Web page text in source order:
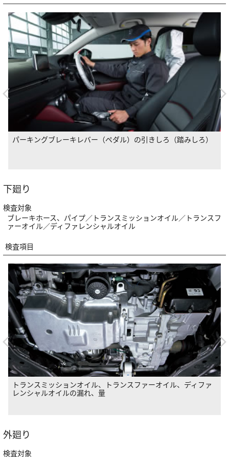
クラッチペダルの遊び、切れた時の床板との隙間
下廻り
検査対象
ブレーキホース、パイプ／トランスミッションオイル／トランスフ
ァーオイル／ディファレンシャルオイル
検査項目
ブレーキホース及びパイプの漏れ、損傷、取付状態
外廻り
検査対象